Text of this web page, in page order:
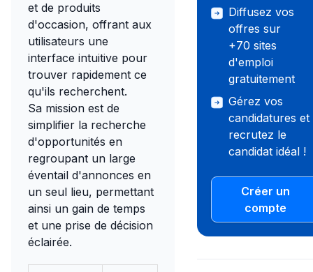
et de produits
d'occasion, offrant aux
utilisateurs une
interface intuitive pour
trouver rapidement ce
qu'ils recherchent.
Sa mission est de
simplifier la recherche
d'opportunités en
regroupant un large
éventail d'annonces en
un seul lieu, permettant
ainsi un gain de temps
et une prise de décision
éclairée.
Diffusez vos
offres sur
+70 sites
d'emploi
gratuitement
Gérez vos
candidatures et
recrutez le
candidat idéal !
Créer un
compte